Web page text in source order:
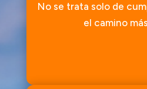
No se trata solo de
el camino